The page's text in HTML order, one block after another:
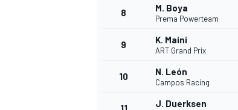
8 M. Boya
Prema Powerteam
9 K. Maini
ART Grand Prix
10 N. León
Campos Racing
J. Duerksen